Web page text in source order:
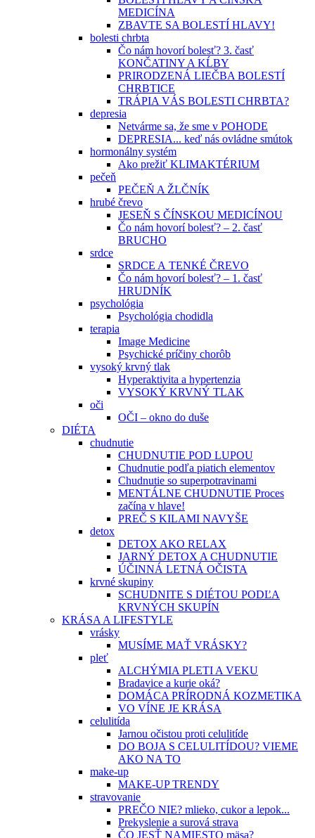
MEDICÍNA
ZBAVTE SA BOLESTÍ HLAVY!
bolesti chrbta
Čo nám hovorí bolesť? 3. časť
KONČATINY A KĹBY
PRIRODZENÁ LIEČBA BOLESTÍ
CHRBTICE
TRÁPIA VÁS BOLESTI CHRBTA?
depresia
Netvárme sa, že sme v POHODE
DEPRESIA... keď nás ovládne smútok
hormonálny systém
Ako prežiť KLIMAKTÉRIUM
pečeň
PEČEŇ A ŽLČNÍK
hrubé črevo
JESEŇ S ČÍNSKOU MEDICÍNOU
Čo nám hovorí bolesť? – 2. časť
BRUCHO
srdce
SRDCE A TENKÉ ČREVO
Čo nám hovorí bolesť? – 1. časť
HRUDNÍK
psychológia
Psychológia chodidla
terapia
Image Medicine
Psychické príčiny chorôb
vysoký krvný tlak
Hyperaktivita a hypertenzia
VYSOKÝ KRVNÝ TLAK
oči
OČI – okno do duše
DIÉTA
chudnutie
CHUDNUTIE POD LUPOU
Chudnutie podľa piatich elementov
Chudnutie so superpotravinami
MENTÁLNE CHUDNUTIE Proces
začína v hlave!
PREČ S KILAMI NAVYŠE
detox
DETOX AKO RELAX
JARNÝ DETOX A CHUDNUTIE
ÚČINNÁ LETNÁ OČISTA
krvné skupiny
SCHUDNITE S DIÉTOU PODĽA
KRVNÝCH SKUPÍN
KRÁSA A LIFESTYLE
vrásky
MUSÍME MAŤ VRÁSKY?
pleť
ALCHÝMIA PLETI A VEKU
Bradavice a kurie oká?
DOMÁCA PRÍRODNÁ KOZMETIKA
VO VÍNE JE KRÁSA
celulitída
Jarnou očistou proti celulitíde
DO BOJA S CELULITÍDOU? VIEME
AKO NA TO
make-up
MAKE-UP TRENDY
stravovanie
PREČO NIE? mlieko, cukor a lepok...
Prekyslenie a surová strava
ČO JESŤ NAMIESTO mäsa?